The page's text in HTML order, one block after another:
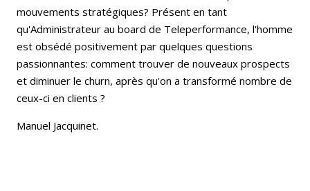
mouvements stratégiques? Présent en tant
qu'Administrateur au board de Teleperformance, l'homme
est obsédé positivement par quelques questions
passionnantes: comment trouver de nouveaux prospects
et diminuer le churn, après qu'on a transformé nombre de
ceux-ci en clients ?
Manuel Jacquinet.